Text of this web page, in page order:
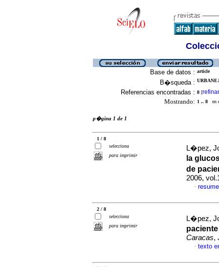
Base de datos : article
B�squeda :
Referencias encontradas : 8 [refinar
Mostrando: 1 .. 8 en
p�gina 1 de 1
1 / 8
selecciona
para imprimir
L�pez,
la
de
2006,
·
2 / 8
selecciona
para imprimir
L�pez,
Caracas,
· texto